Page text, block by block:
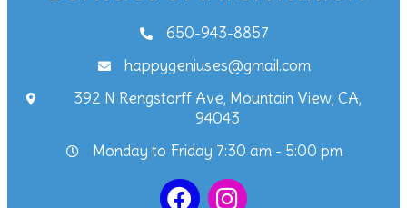
650-943-8857
happygeniuses@gmail.com
392 N Rengstorff Ave, Mountain View, CA,
94043
Monday to Friday 7:30 am - 5:00 pm